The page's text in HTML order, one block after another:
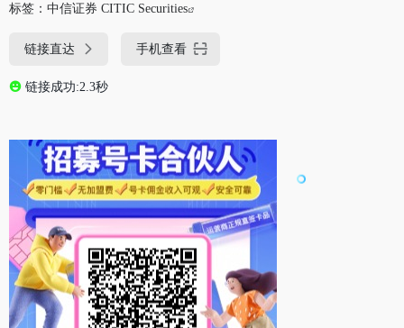
标签： 中信证券 CITIC Securities
链接直达 手机查看
链接成功:2.3秒